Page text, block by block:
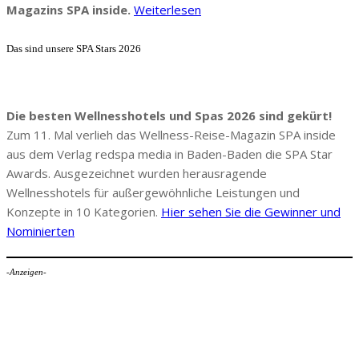
Magazins SPA inside. Weiterlesen
Das sind unsere SPA Stars 2026
Die besten Wellnesshotels und Spas 2026 sind gekürt!
Zum 11. Mal verlieh das Wellness-Reise-Magazin SPA inside
aus dem Verlag redspa media in Baden-Baden die SPA Star
Awards. Ausgezeichnet wurden herausragende
Wellnesshotels für außergewöhnliche Leistungen und
Konzepte in 10 Kategorien. Hier sehen Sie die Gewinner und
Nominierten
-Anzeigen-